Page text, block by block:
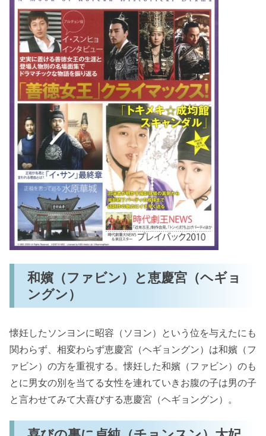
和嬪（ファビン）と恵慶宮（ヘギョ
ングン）
懐妊したソンヨンに昭容（ソヨン）という位を与えたにも
関わらず、相変わらず恵慶宮（ヘギョングン）は和嬪（フ
ァビン）の方を重視する。懐妊した和嬪（ファビン）のも
とに男女の別を当てる女性を連れていきお腹の子は男の子
と言わせてみて大喜びする恵慶宮（ヘギョングン）。